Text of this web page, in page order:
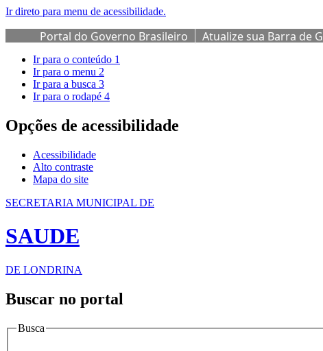
Ir direto para menu de acessibilidade.
Portal do Governo Brasileiro Atualize sua Barra de
Ir para o conteúdo 1
Ir para o menu 2
Ir para a busca 3
Ir para o rodapé 4
Opções de acessibilidade
Acessibilidade
Alto contraste
Mapa do site
SECRETARIA MUNICIPAL DE
SAUDE
DE LONDRINA
Buscar no portal
Busca